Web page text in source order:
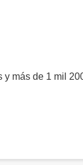
más de 1 mil